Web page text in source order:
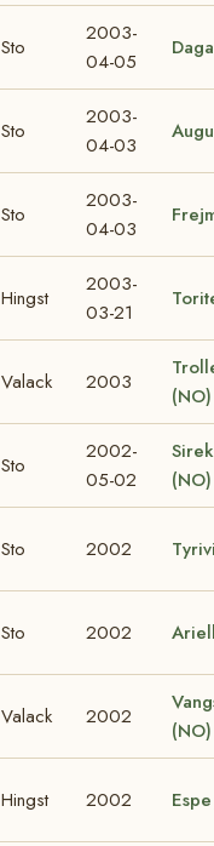
Sto
2003-
04-05
Sto
2003-
04-03
Sto
2003-
04-03
Hingst
2003-
03-21
Valack 2003
(NO)
Sto
2002-
05-02
(NO)
Sto 2002
Sto 2002
Valack 2002
(NO)
Hingst 2002